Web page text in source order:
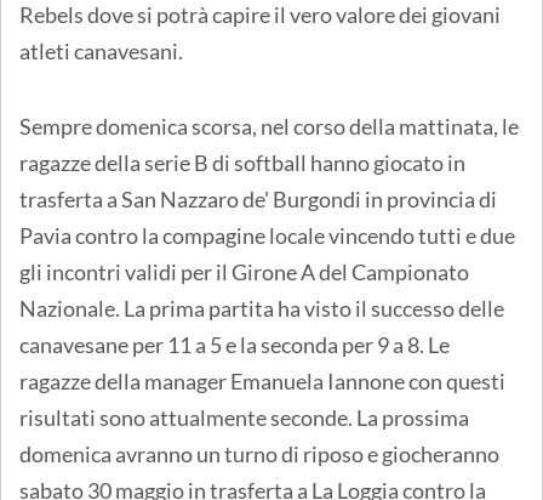
Rebels dove si potrà capire il vero valore dei giovani
atleti canavesani.
Sempre domenica scorsa, nel corso della mattinata, le
ragazze della serie B di softball hanno giocato in
trasferta a San Nazzaro de' Burgondi in provincia di
Pavia contro la compagine locale vincendo tutti e due
gli incontri validi per il Girone A del Campionato
Nazionale. La prima partita ha visto il successo delle
canavesane per 11 a 5 e la seconda per 9 a 8. Le
ragazze della manager Emanuela Iannone con questi
risultati sono attualmente seconde. La prossima
domenica avranno un turno di riposo e giocheranno
sabato 30 maggio in trasferta a La Loggia contro la